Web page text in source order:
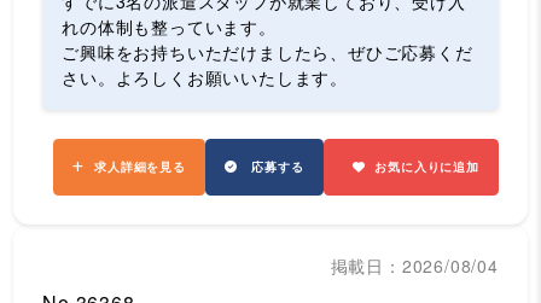
れの体制も整っています。
ご興味をお持ちいただけましたら、ぜひご応募くだ
さい。よろしくお願いいたします。
求人詳細を見る 応募する お気に入りに追加
掲載日：2026/08/04